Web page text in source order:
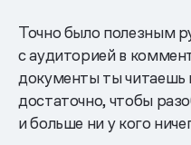
Точно было полезным
с аудиторией в
документы ты читаешь
достаточно, чтобы
и больше ни у кого